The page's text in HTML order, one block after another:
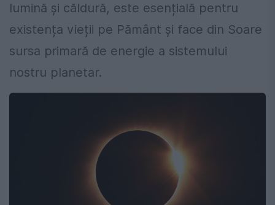
lumină și căldură, este esențială pentru
existența vieții pe Pământ și face din Soare
sursa primară de energie a sistemului
nostru planetar.